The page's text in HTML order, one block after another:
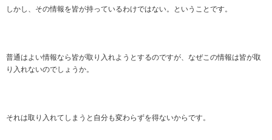
しかし、その情報を皆が持っているわけではない。ということです。
普通はよい情報なら皆が取り入れようとするのですが、なぜこの情報は皆が取
り入れないのでしょうか。
それは取り入れてしまうと自分も変わらずを得ないからです。